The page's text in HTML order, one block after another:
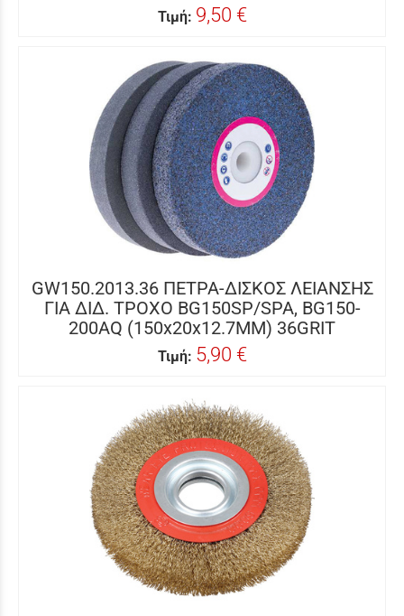
Τιμή: 9,50 €
GW150.2013.36 ΠΕΤΡΑ-ΔΙΣΚΟΣ ΛΕΙΑΝΣΗΣ
ΓΙΑ ΔΙΔ. ΤΡΟΧΟ BG150SP/SPA, BG150-
200AQ (150x20x12.7MM) 36GRIT
Τιμή: 5,90 €